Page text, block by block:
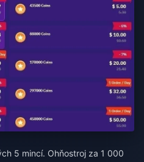
5 mincí. Ohňostroj za 1 000